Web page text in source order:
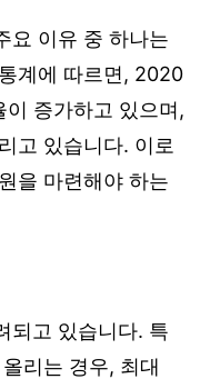
요 이유 중 하나는
계에 따르면, 2020
증가하고 있으며,
고 있습니다. 이로
을 마련해야 하는
되고 있습니다. 특
리는 경우, 최대